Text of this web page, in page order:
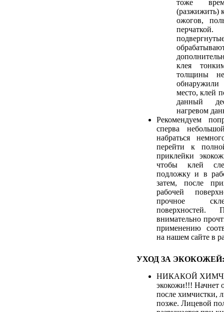
тоже
(разжижить)
ожогов,
клея
толщины
место, клей
данный
нагревом
Рекомендуем
сперва
набраться
перейти к
приклейки
чтобы клей
подложку и в
затем, после
рабочей
прочное
поверхностей.
внимательно
применению
на нашем сайте в
УХОД ЗА ЭКОКОЖЕЙ:
НИКАКОЙ
экокожи!!! Начнет
после химчистки,
позже. Лицевой